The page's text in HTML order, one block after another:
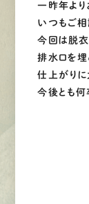
一昨年より
いつもご相
今回は脱衣
排水口を埋
仕上がりに
今後とも何